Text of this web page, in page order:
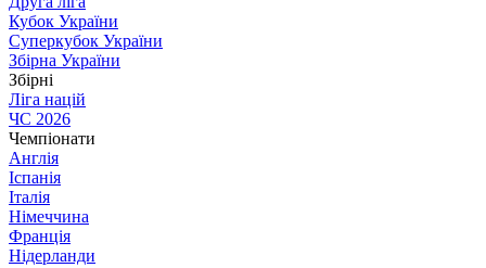
Кубок України
Суперкубок України
Збірна України
Збірні
Ліга націй
ЧС 2026
Чемпіонати
Англія
Іспанія
Італія
Німеччина
Франція
Нідерланди